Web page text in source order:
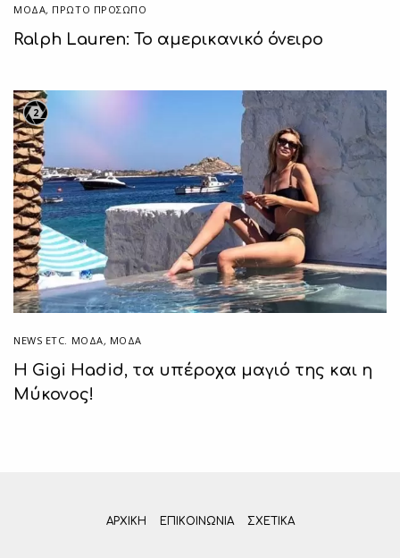
ΜΟΔΑ, ΠΡΏΤΟ ΠΡΌΣΩΠΟ
Ralph Lauren: Το αμερικανικό όνειρο
2
NEWS ETC. ΜΌΔΑ, ΜΟΔΑ
Η Gigi Hadid, τα υπέροχα μαγιό της και η
Μύκονος!
ΑΡΧΙΚΗ ΕΠΙΚΟΙΝΩΝΊΑ ΣΧΕΤΙΚΆ